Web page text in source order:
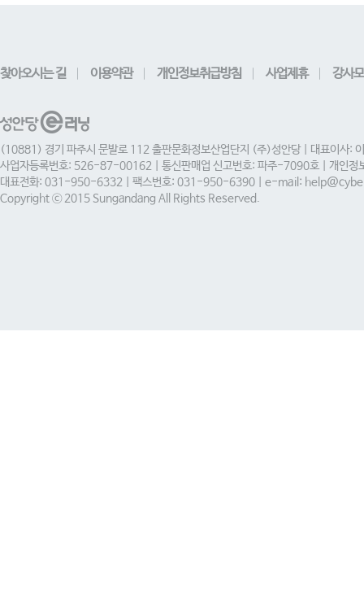
찾아오시는 길 이용약관 개인정보취급방침 사업제휴 강사
(10881) 경기 파주시 문발로 112 출판문화정보산업단지 (주)성안당 | 대표이사:
사업자등록번호: 526-87-00162 | 통신판매업 신고번호: 파주-7090호 | 개인정
대표전화: 031-950-6332 | 팩스번호: 031-950-6390 | e-mail:
Copyright ⓒ 2015 Sungandang All Rights Reserved.